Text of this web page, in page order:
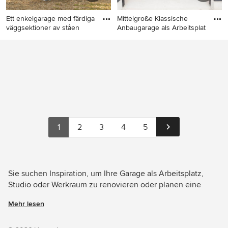
Ett enkelgarage med färdiga
väggsektioner av ståen
Mittelgroße Klassische
Anbaugarage als Arbeitsplat
1 2 3 4 5
Sie suchen Inspiration, um Ihre Garage als Arbeitsplatz,
Studio oder Werkraum zu renovieren oder planen eine
hat 202 Bilder der besten Designer, Inneneinrichter und
Mehr lesen